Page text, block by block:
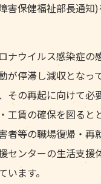
害保健福祉部長通知
ナウイルス感染症の
が停滞し減収となっ
その再起に向けて必
工賃の確保を図ると
者等の職場復帰・再
センターの生活支援
ます。